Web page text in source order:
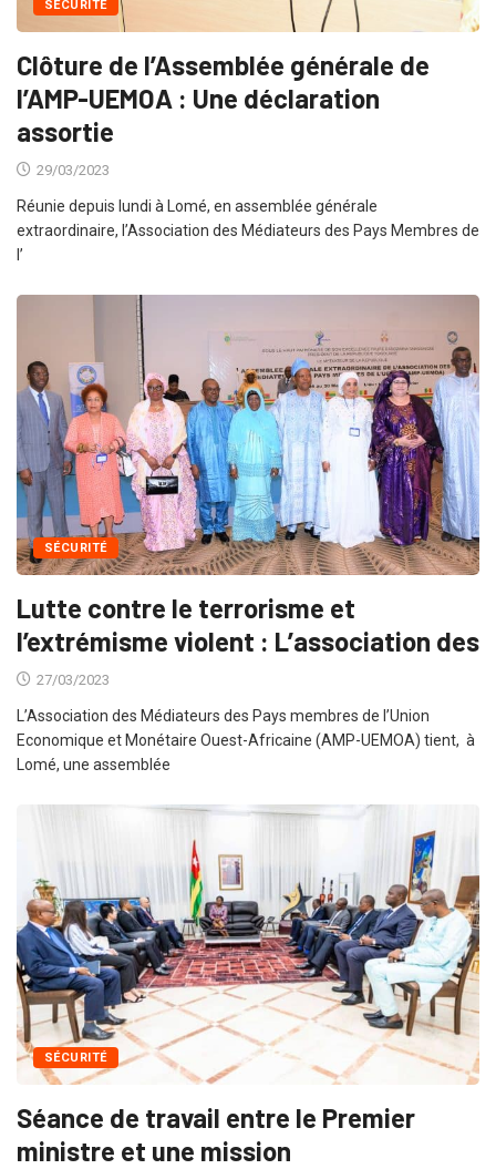
SÉCURITÉ
Clôture de l’Assemblée générale de
l’AMP-UEMOA : Une déclaration
assortie
29/03/2023
Réunie depuis lundi à Lomé, en assemblée générale
extraordinaire, l’Association des Médiateurs des Pays Membres de
l’
SÉCURITÉ
Lutte contre le terrorisme et
l’extrémisme violent : L’association des
27/03/2023
L’Association des Médiateurs des Pays membres de l’Union
Economique et Monétaire Ouest-Africaine (AMP-UEMOA) tient, à
Lomé, une assemblée
SÉCURITÉ
Séance de travail entre le Premier
ministre et une mission